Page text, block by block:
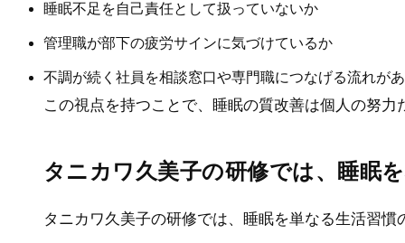
睡眠不足を自己責任として扱っていないか
管理職が部下の疲労サインに気づけているか
不調が続く社員を相談窓口や専門職につなげる流れが
この視点を持つことで、睡眠の質改善は個人の努
タニカワ久美子の研修では、睡眠
タニカワ久美子の研修では、睡眠を単なる生活習慣